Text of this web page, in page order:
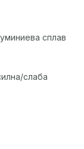
сплав
слаба